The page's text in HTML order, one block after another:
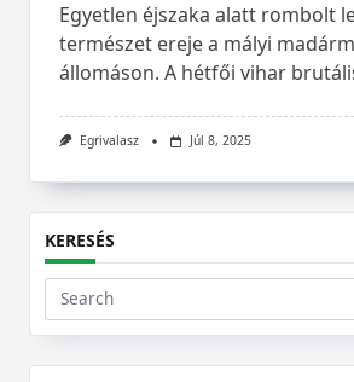
Egyetlen éjszaka alatt rombolt
természet ereje a mályi
állomáson. A hétfői vihar
Egrivalasz Júl 8, 2025
KERESÉS
Search
for: